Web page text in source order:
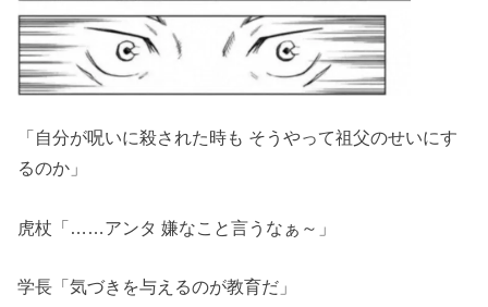
「自分が呪いに殺された時も そうやって祖父のせいにす
るのか」
虎杖「……アンタ 嫌なこと言うなぁ～」
学長「気づきを与えるのが教育だ」